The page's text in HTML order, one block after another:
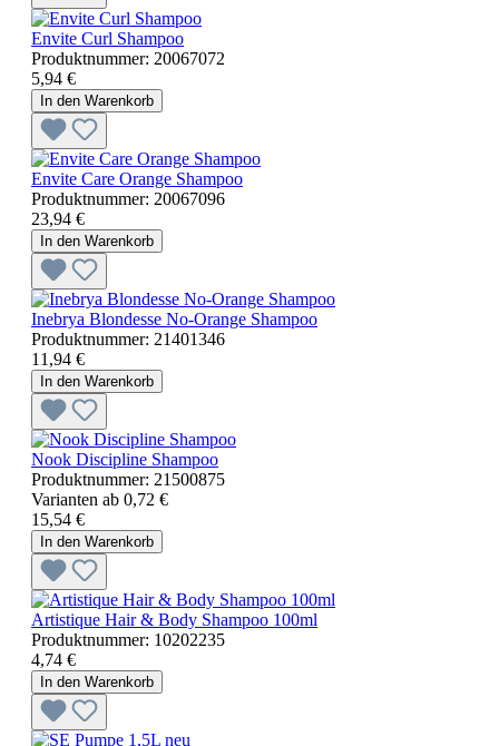
Envite Curl Shampoo
Produktnummer: 20067072
5,94 €
In den Warenkorb
Envite Care Orange Shampoo
Produktnummer: 20067096
23,94 €
In den Warenkorb
Inebrya Blondesse No-Orange Shampoo
Produktnummer: 21401346
11,94 €
In den Warenkorb
Nook Discipline Shampoo
Produktnummer: 21500875
Varianten ab 0,72 €
15,54 €
In den Warenkorb
Artistique Hair & Body Shampoo 100ml
Produktnummer: 10202235
4,74 €
In den Warenkorb